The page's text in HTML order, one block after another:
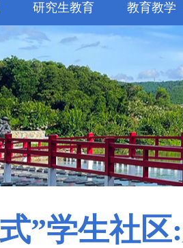
研究生教育 教育教学
”学生社